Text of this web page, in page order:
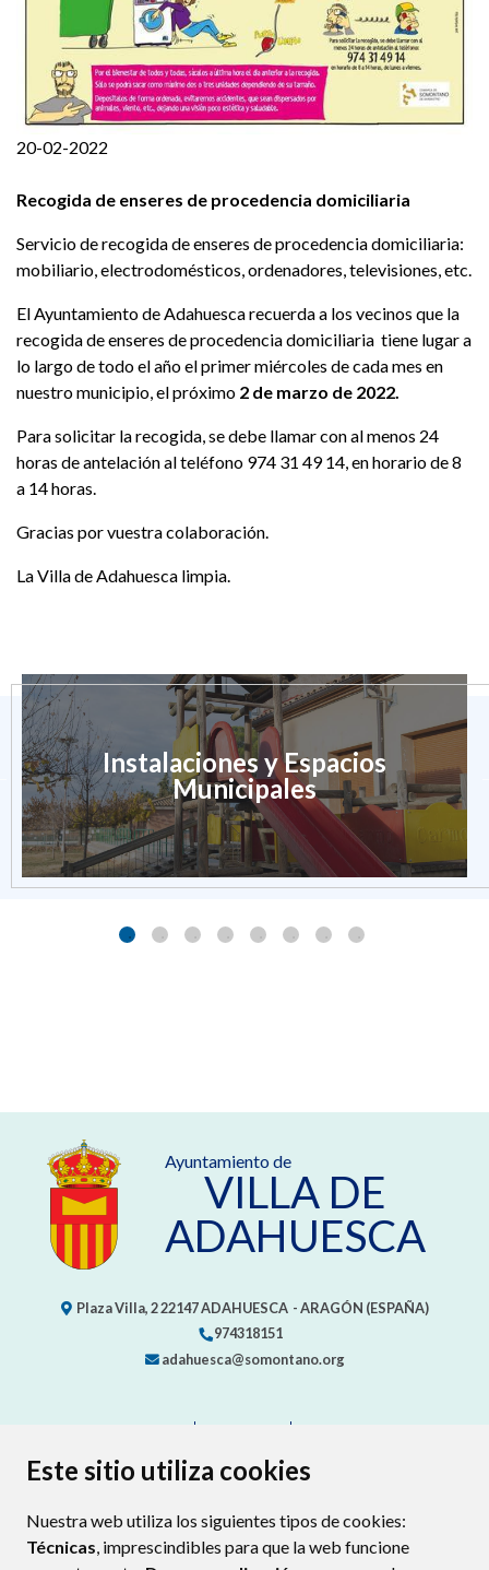
Este sitio utiliza cookies
Nuestra web utiliza los siguientes tipos de cookies:
Técnicas, imprescindibles para que la web funcione
20-02-2022
Recogida de enseres de procedencia domiciliaria
Servicio de recogida de enseres de procedencia domiciliaria:
mobiliario, electrodomésticos, ordenadores, televisiones, etc.
El Ayuntamiento de Adahuesca recuerda a los vecinos que la
recogida de enseres de procedencia domiciliaria tiene lugar a
lo largo de todo el año el primer miércoles de cada mes en
nuestro municipio, el próximo 2 de marzo de 2022.
Para solicitar la recogida, se debe llamar con al menos 24
horas de antelación al teléfono 974 31 49 14, en horario de 8
a 14 horas.
Gracias por vuestra colaboración.
La Villa de Adahuesca limpia.
Instalaciones y Espacios
Municipales
Ayuntamiento de
VILLA DE
ADAHUESCA
Plaza Villa, 222147ADAHUESCA - ARAGÓN (ESPAÑA)
974318151
adahuesca@somontano.org
PROTECCIÓN DE DATOS
POLÍTICA DE COOKIES
ENLACE EXTERNO AL